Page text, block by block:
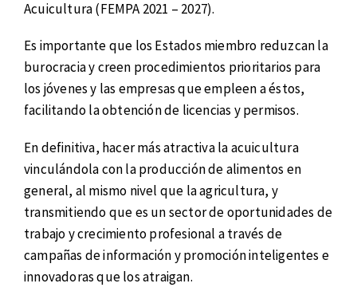
Acuicultura (FEMPA 2021 – 2027).
Es importante que los Estados miembro reduzcan la
burocracia y creen procedimientos prioritarios para
los jóvenes y las empresas que empleen a éstos,
facilitando la obtención de licencias y permisos.
En definitiva, hacer más atractiva la acuicultura
vinculándola con la producción de alimentos en
general, al mismo nivel que la agricultura, y
transmitiendo que es un sector de oportunidades de
trabajo y crecimiento profesional a través de
campañas de información y promoción inteligentes e
innovadoras que los atraigan.